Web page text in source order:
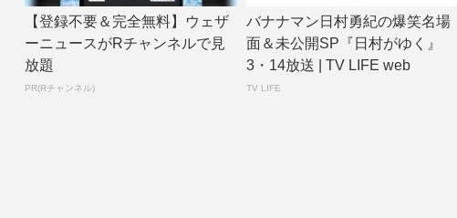
【登録不要＆完全無料】ウェザ
ーニュースがRチャンネルで見
放題
PR(Rチャンネル)
バナナマン日村勇紀の爆笑名場
面＆未公開SP『日村がゆく』
3・14放送 | TV LIFE web
TV LIFE